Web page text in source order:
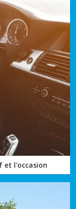
et l'occasion